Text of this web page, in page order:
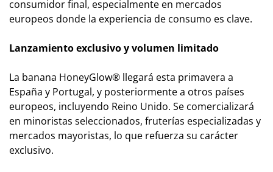
consumidor final, especialmente en mercados
europeos donde la experiencia de consumo es clave.
Lanzamiento exclusivo y volumen limitado
La banana HoneyGlow® llegará esta primavera a
España y Portugal, y posteriormente a otros países
europeos, incluyendo Reino Unido. Se comercializará
en minoristas seleccionados, fruterías especializadas y
mercados mayoristas, lo que refuerza su carácter
exclusivo.